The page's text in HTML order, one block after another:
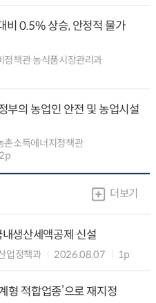
비 0.5% 상승, 안정적 물가
정책관 농식품시장관리과
부의 농업인 안전 및 농업시설
촌소득에너지정책관
더보기
생산세액공제 신설
업정책과 2026.08.07 1p
형 적합업종’으로 재지정